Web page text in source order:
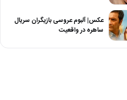
عکس| آلبوم عروسی بازیگران سریال
ساهره در واقعیت